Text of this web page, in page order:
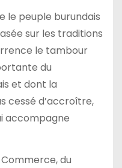
le peuple burundais
sur les traditions
le tambour
du
et dont la
cessé d’accroître,
accompagne
du